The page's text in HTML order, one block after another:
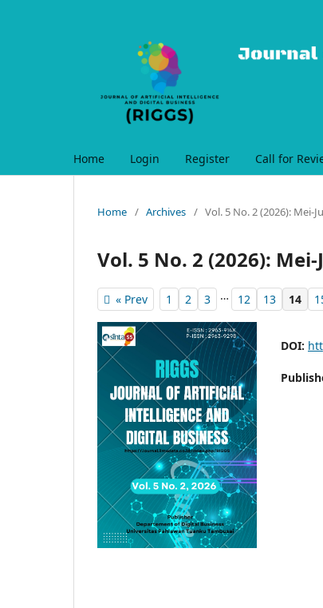
Home Login Register Call for
Home / Archives / Vol. 5 No. 2 (2026): Mei-
Vol. 5 No. 2 (2026): Mei-
« Prev 1 2 3 … 12 13 14
DOI: